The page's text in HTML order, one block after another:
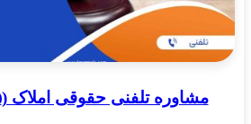
مشاوره تلفنی حقوقی املاک (۱۵ دقیقه ای) 📞